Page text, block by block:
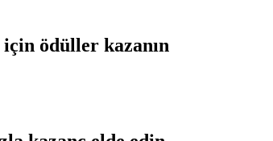
için ödüller kazanın